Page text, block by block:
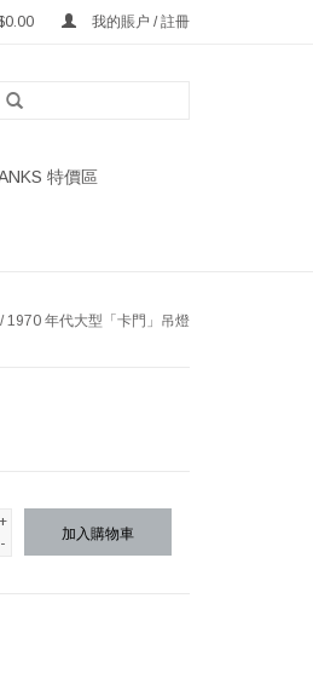
我的賬户 / 註冊
特價區
/1970 年代大型「卡門」吊燈
+
-
加入購物車